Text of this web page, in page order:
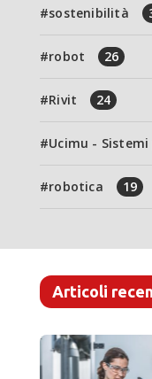
sostenibilità
robot 26
Rivit 24
Ucimu -
robotica 19
Articoli